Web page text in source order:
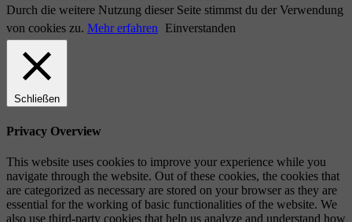
Durch die weitere Nutzung dieser Seite stimmst du der Verwendung
von cookies zu. Mehr erfahren Einverstanden
Schließen
Privacy Overview
This website uses cookies to improve your experience while you
navigate through the website. Out of these cookies, the cookies that
are categorized as necessary are stored on your browser as they are
essential for the working of basic functionalities of the website. We
also use third-party cookies that help us analyze and understand how